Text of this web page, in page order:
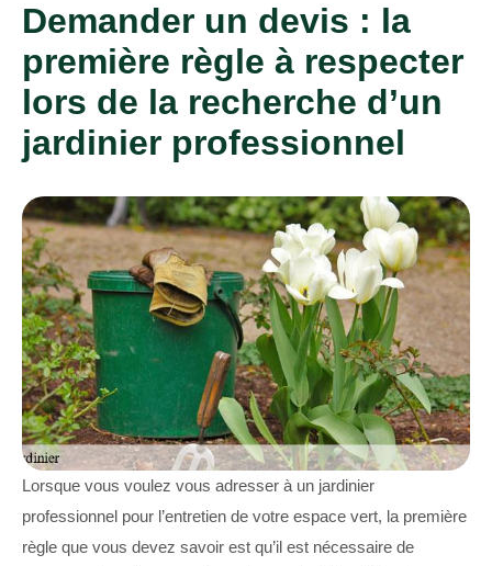
Demander un devis : la
première règle à respecter
lors de la recherche d’un
jardinier professionnel
Lorsque vous voulez vous adresser à un jardinier
professionnel pour l’entretien de votre espace vert, la première
règle que vous devez savoir est qu’il est nécessaire de